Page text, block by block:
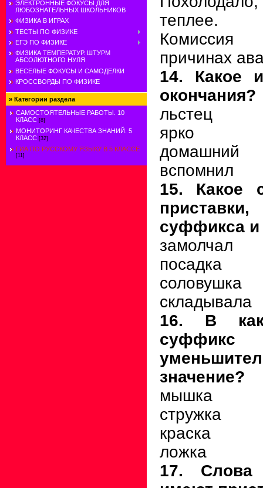
ЭЛЕКТРОННЫЕ ФОКУСЫ ДЛЯ
ЛЮБОЗНАТЕЛЬНЫХ ШКОЛЬНИКОВ
ФИЗИКА В ИГРАХ
ТЕСТЫ ПО ФИЗИКЕ
ЕГЭ ПО ФИЗИКЕ
ФИЗИКА ТЕМПЕРАТУР. ШТУРМ
АБСОЛЮТНОГО НУЛЯ
ВЕСЕЛЫЕ ФОКУСЫ И САМОДЕЛКИ
КРОССВОРДЫ ПО ФИЗИКЕ
» Категории раздела
САМОСТОЯТЕЛЬНЫЕ РАБОТЫ. 10
КЛАСС [8]
МОНИТОРИНГ КАЧЕСТВА ЗНАНИЙ. 5
КЛАСС [32]
ГИА ПО РУССКОМУ ЯЗЫКУ В 5 КЛАССЕ
[11]
теплее.
причинах
14. Какое
окончания?
льстец
ярко
домашний
вспомнил
15. Какое
суффикса и
замолчал
посадка
соловушка
складывала
16. В
значение?
мышка
стружка
краска
ложка
17. Слова